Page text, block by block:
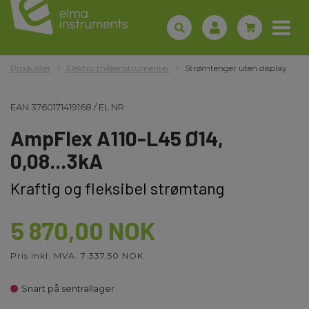
Produkter Elektro måleinstrumenter Strømtenger uten display
EAN 3760171419168 /EL.NR
AmpFlex A110-L45 Ø14,
0,08...3kA
Kraftig og fleksibel strømtang
5 870,00 NOK
Pris inkl. MVA. 7 337,50 NOK
Snart på sentrallager